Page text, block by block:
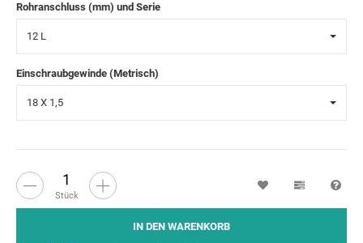
Rohranschluss (mm) und Serie
12 L
Einschraubgewinde (Metrisch)
18 X 1,5
Stück
IN DEN WARENKORB
Wunschzettel